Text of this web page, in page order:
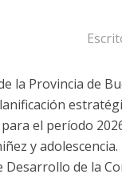
la Provincia de
el período
y
Desarrollo de la